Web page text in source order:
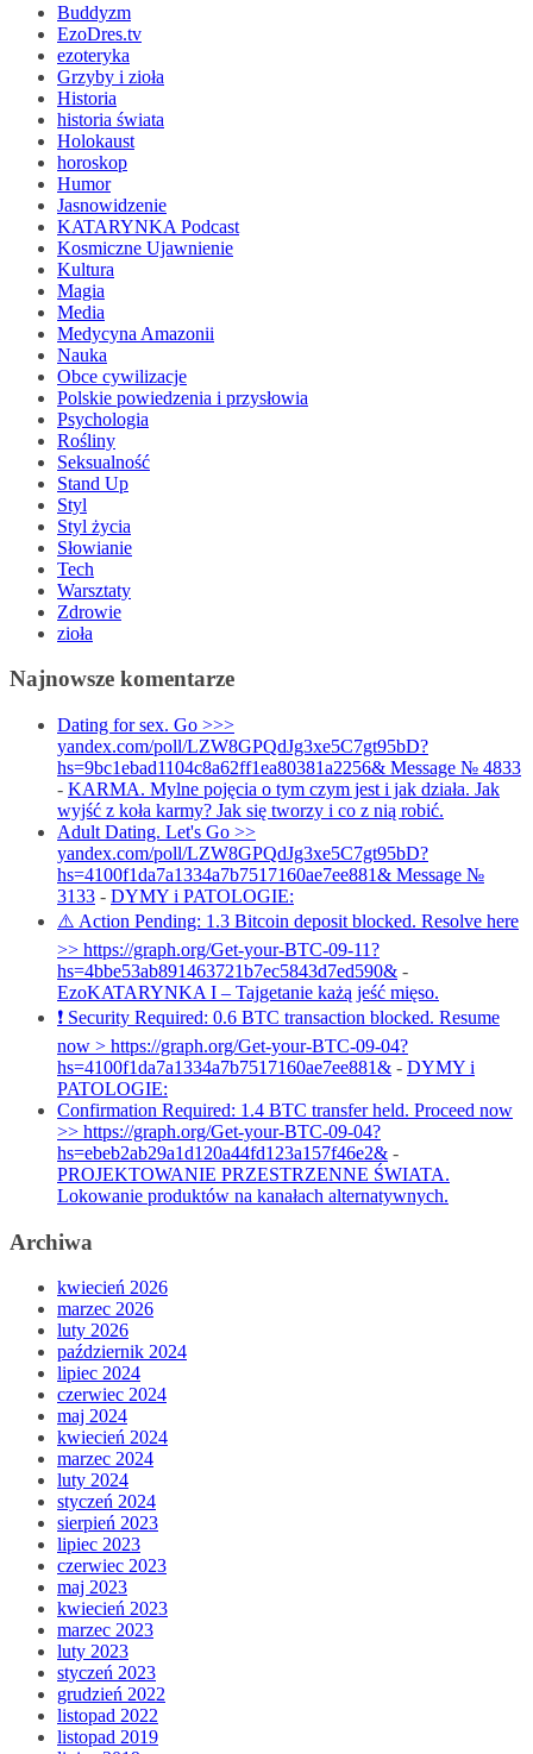
Buddyzm
EzoDres.tv
ezoteryka
Grzyby i zioła
Historia
historia świata
Holokaust
horoskop
Humor
Jasnowidzenie
KATARYNKA Podcast
Kosmiczne Ujawnienie
Kultura
Magia
Media
Medycyna Amazonii
Nauka
Obce cywilizacje
Polskie powiedzenia i przysłowia
Psychologia
Rośliny
Seksualność
Stand Up
Styl
Styl życia
Słowianie
Tech
Warsztaty
Zdrowie
zioła
Najnowsze komentarze
Dating for sex. Go >>>
yandex.com/poll/LZW8GPQdJg3xe5C7gt95bD?
hs=9bc1ebad1104c8a62ff1ea80381a2256& Message № 4833
- KARMA. Mylne pojęcia o tym czym jest i jak działa. Jak
wyjść z koła karmy? Jak się tworzy i co z nią robić.
Adult Dating. Let's Go >>
yandex.com/poll/LZW8GPQdJg3xe5C7gt95bD?
hs=4100f1da7a1334a7b7517160ae7ee881& Message №
3133 - DYMY i PATOLOGIE:
⚠️ Action Pending: 1.3 Bitcoin deposit blocked. Resolve here
>> https://graph.org/Get-your-BTC-09-11?
hs=4bbe53ab891463721b7ec5843d7ed590& -
EzoKATARYNKA I – Tajgetanie każą jeść mięso.
❗ Security Required: 0.6 BTC transaction blocked. Resume
now > https://graph.org/Get-your-BTC-09-04?
hs=4100f1da7a1334a7b7517160ae7ee881& - DYMY i
PATOLOGIE:
Confirmation Required: 1.4 BTC transfer held. Proceed now
>> https://graph.org/Get-your-BTC-09-04?
hs=ebeb2ab29a1d120a44fd123a157f46e2& -
PROJEKTOWANIE PRZESTRZENNE ŚWIATA.
Lokowanie produktów na kanałach alternatywnych.
Archiwa
kwiecień 2026
marzec 2026
luty 2026
październik 2024
lipiec 2024
czerwiec 2024
maj 2024
kwiecień 2024
marzec 2024
luty 2024
styczeń 2024
sierpień 2023
lipiec 2023
czerwiec 2023
maj 2023
kwiecień 2023
marzec 2023
luty 2023
styczeń 2023
grudzień 2022
listopad 2022
listopad 2019